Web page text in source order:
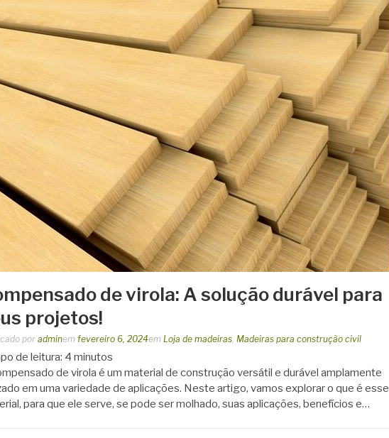
de virola: A solução durável para
projetos!
por adminem fevereiro 6, 2024em Loja de madeiras, Madeiras para construção civil
de leitura: 4 minutos
de virola é um material de construção versátil e durável amplamente
em uma variedade de aplicações. Neste artigo, vamos explorar o que é esse
para que ele serve, se pode ser molhado, suas aplicações, benefícios e…